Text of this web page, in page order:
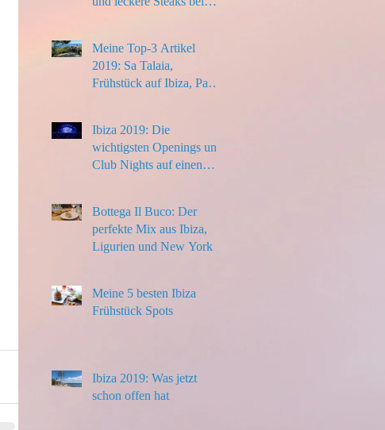
Meine Top-3 Artikel
2019: Sa Talaia,
Frühstück auf Ibiza, Paella
Ibiza 2019: Die
wichtigsten Openings und
Club Nights auf einen
Bottega Il Buco: Der
perfekte Mix aus Ibiza,
Ligurien und New York
Meine 5 besten Ibiza
Frühstück Spots
Ibiza 2019: Was jetzt
schon offen hat